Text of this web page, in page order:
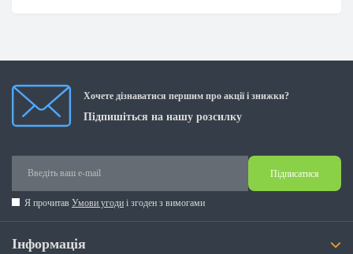
Хочете дізнаватися першим про акції і знижки?
Підпишіться на нашу розсилку
Підписатися
Я прочитав Умови угоди і згоден з вимогами
Інформація